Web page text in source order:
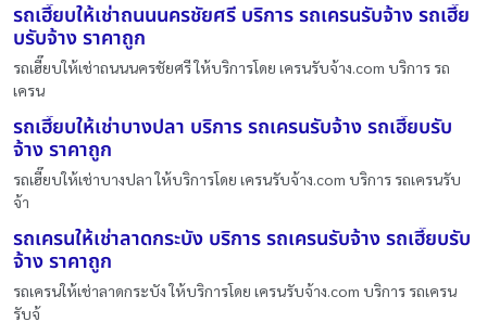
รถเฮี๊ยบให้เช่าถนนนครชัยศรี บริการ รถเครนรับจ้าง รถเฮี๊ย
บรับจ้าง ราคาถูก
รถเฮี๊ยบให้เช่าถนนนครชัยศรี ให้บริการโดย เครนรับจ้าง.com บริการ รถ
เครน
รถเฮี๊ยบให้เช่าบางปลา บริการ รถเครนรับจ้าง รถเฮี๊ยบรับ
จ้าง ราคาถูก
รถเฮี๊ยบให้เช่าบางปลา ให้บริการโดย เครนรับจ้าง.com บริการ รถเครนรับ
จ้า
รถเครนให้เช่าลาดกระบัง บริการ รถเครนรับจ้าง รถเฮี๊ยบรับ
จ้าง ราคาถูก
รถเครนให้เช่าลาดกระบัง ให้บริการโดย เครนรับจ้าง.com บริการ รถเครน
รับจ้